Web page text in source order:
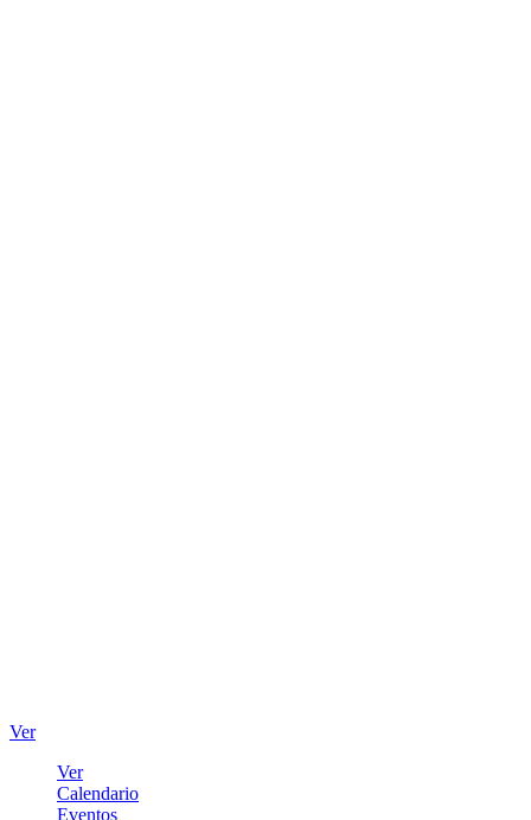
Ver
Ver
Calendario
Eventos